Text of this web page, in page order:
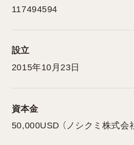
117494594
設立
2015年10月23日
資本金
50,000USD （ノシクミ株式会